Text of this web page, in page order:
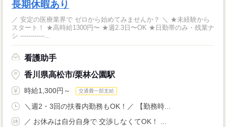
長期休暇あり
／ 安定の医療業界で ゼロから始めてみませんか？ ＼ ★未経験から
スタート！ ★高時給1300円〜 ★週2.3日〜OK ★日勤帯のみ・残業ナ
シ ------------...
看護助手
香川県高松市/栗林公園駅
時給1,300円～ 交通費一部支給
＼週2・3回の扶養内勤務もOK！／ 【勤務時...
／ お休みは自分自身で 交渉しなくてOK！ ...